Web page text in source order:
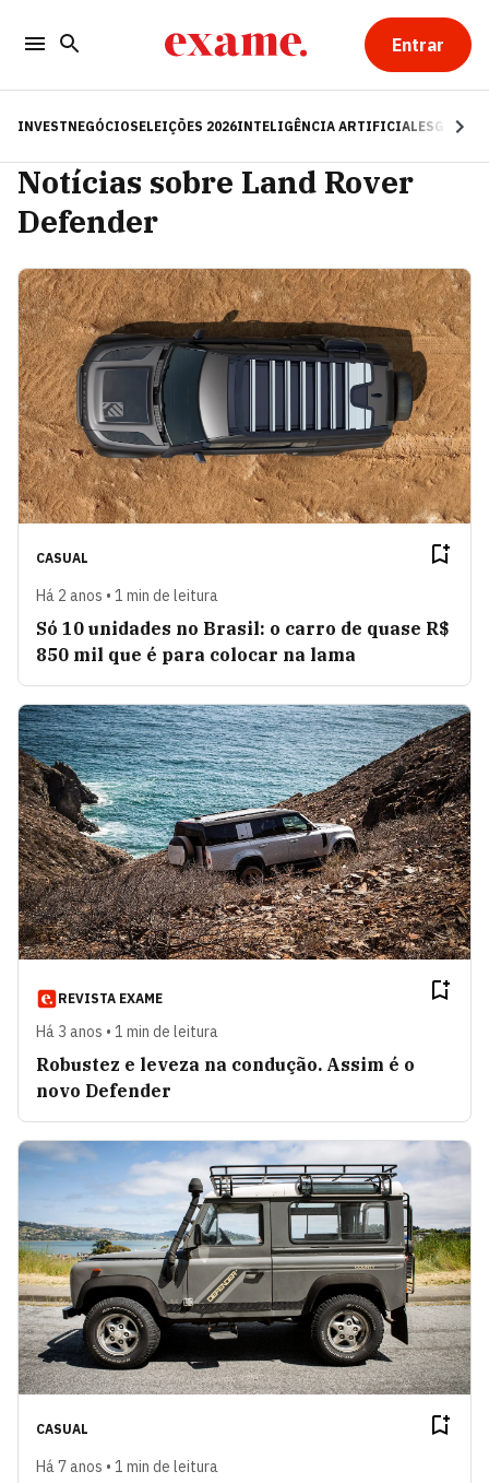
Entrar
INVESTNEGÓCIOSELEIÇÕES 2026INTELIGÊNCIA ARTIFICIALESG
Notícias sobre Land Rover
Defender
CASUAL
Há 2 anos • 1 min de leitura
Só 10 unidades no Brasil: o carro de quase R$
850 mil que é para colocar na lama
REVISTA EXAME
Há 3 anos • 1 min de leitura
Robustez e leveza na condução. Assim é o
novo Defender
CASUAL
Há 7 anos • 1 min de leitura